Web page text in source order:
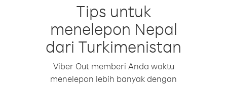
Tips untuk
menelepon Nepal
dari Turkimenistan
Viber Out memberi Anda waktu
menelepon lebih banyak dengan